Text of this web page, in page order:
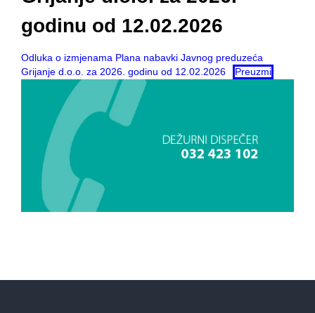
godinu od 12.02.2026
Odluka o izmjenama Plana nabavki Javnog preduzeća
Grijanje d.o.o. za 2026. godinu od 12.02.2026
Preuzmi